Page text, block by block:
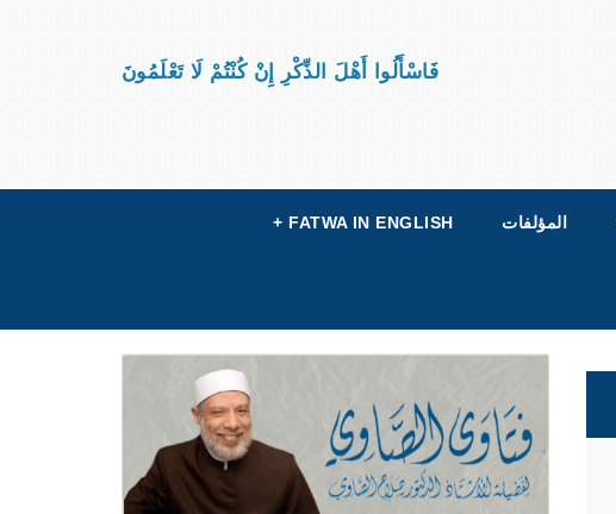
فَاسْأَلُوا أَهْلَ الذِّكْرِ إِنْ كُنْتُمْ لَا تَعْلَمُونَ
المؤلفات FATWA IN ENGLISH
+